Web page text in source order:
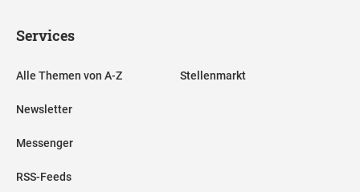
Services
Alle Themen von A-Z
Newsletter
Messenger
RSS-Feeds
Stellenmarkt